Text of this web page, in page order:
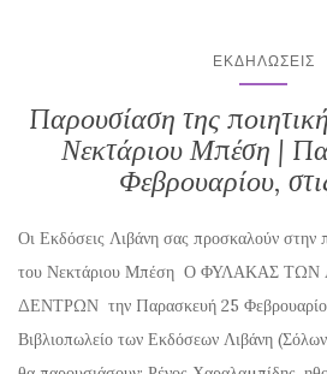
ΕΚΔΗΛΏΣΕΙΣ
Παρουσίαση της
Νεκτάριου Μπέση |
Φεβρουαρίου,
Οι Εκδόσεις Λιβάνη σας προσκαλούν στην
του Νεκτάριου Μπέση Ο ΦΥΛΑΚΑΣ
ΔΕΝΤΡΩΝ την Παρασκευή 25
Βιβλιοπωλείο των Εκδόσεων Λιβάνη